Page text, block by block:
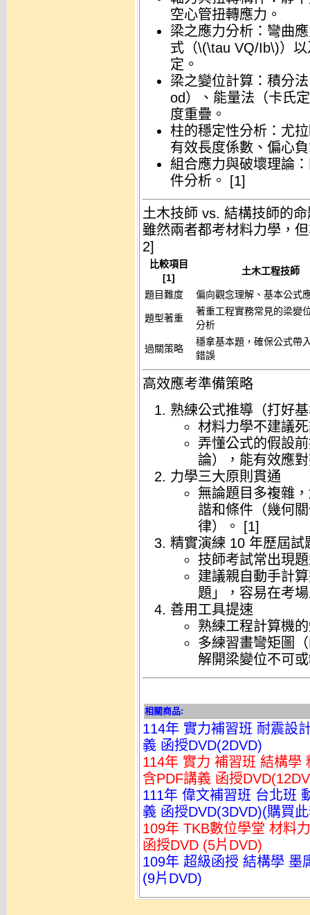
空心管扭轉應力。
梁之應力分析 ：彎曲
式（\(\tau VQ/Ib\)）
定 。
梁之變位計算 ：積分
od）、能量法（卡氏
度重疊。
柱的穩定性分析 ：尤
有效長度係數、偏心
組合應力與破壞理論
件分析。
[1]
土木技師 vs. 結構技師的
雖然兩者都考材料力學，
2]
比較項目
[1]
土木工程技師
題目難度 偏向觀念理解、基本公式
題型著重
著重工程實務常見的梁變
分析
過關策略
穩拿基本題，確保公式帶
錯誤
高效應考準備策略
熟練公式推導（打好
材料力學不建議
弄懂公式的假設
論），能有效應
力學三大原則貫通
無論題目多複雜
諧和條件（幾何
律）
。 [1]
精實演練 10 年歷屆試
技師考試常出現
建議親自動手計
題」，容易在考
善用工具提速
熟練工程計算機
多練習畫彎矩圖
解開梁變位不可
相關商品:
114年 實力補習班 耐震設
義 函授DVD(2DVD)
114年 實力 補習班 結構學
含PDF講義 函授
111年 偉文補習班 台北班
義 函授DVD(3DVD)(購買
109年 TKB數位學堂 材料
函授DVD (5片DVD)
109年 超級函授 結構學 墨
(9片DVD)